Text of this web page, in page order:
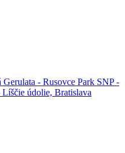
Gerulata - Rusovce Park SNP -
Líščie údolie, Bratislava